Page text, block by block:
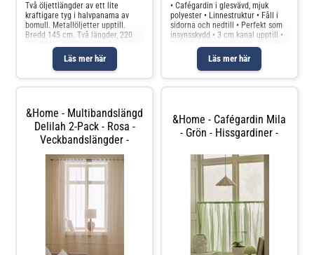
Läs mer här
Två öljettlängder av ett lite
kraftigare tyg i halvpanama av
bomull. Metallöljetter upptill.
Bredd 145 cm. Två längder, 220
och 250 cm. Ellos samarbetar
med Better Cotton för att
förbättra bomullsodlingar över
hela världen. Better Cotton är en
Läs mer här
• Cafégardin i glesvävd, mjuk
polyester • Linnestruktur • Fåll i
sidorna och nedtill • Perfekt som
insynsskydd • 3 cm kanal upptill •
Tips: En smalare gardinstång eller
gardinspiral kan användas
Produkten innehåller spårbart,
återvunnet material och
&Home - Multibandslängd
Delilah 2-Pack - Rosa -
Veckbandslängder -
&Home - Cafégardin Mila
- Grön - Hissgardiner -